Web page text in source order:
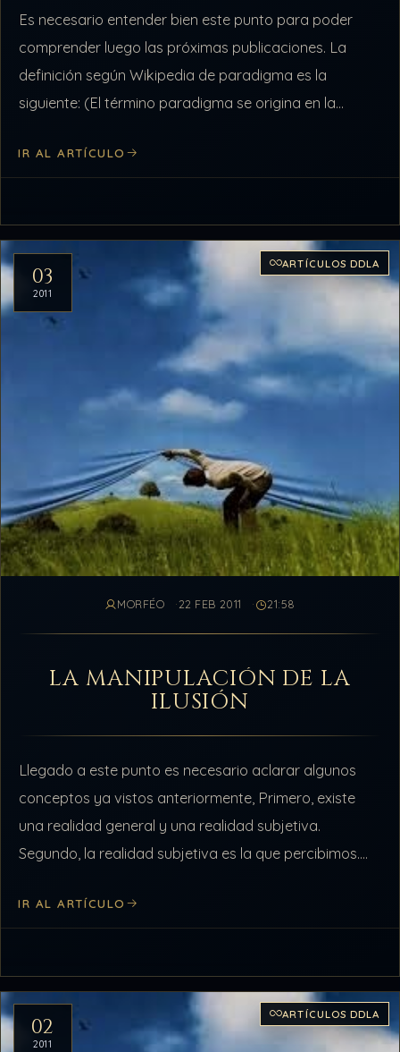
Es necesario entender bien este punto para poder
comprender luego las próximas publicaciones. La
definición según Wikipedia de paradigma es la
siguiente: (El término paradigma se origina en la
IR AL ARTÍCULO
03
2011
ARTÍCULOS DDLA
MORFÉO 22 FEB 2011 21:58
LA MANIPULACIÓN DE LA
ILUSIÓN
Llegado a este punto es necesario aclarar algunos
conceptos ya vistos anteriormente, Primero, existe
una realidad general y una realidad subjetiva.
Segundo, la realidad subjetiva es la que percibimos.
IR AL ARTÍCULO
02
2011
ARTÍCULOS DDLA